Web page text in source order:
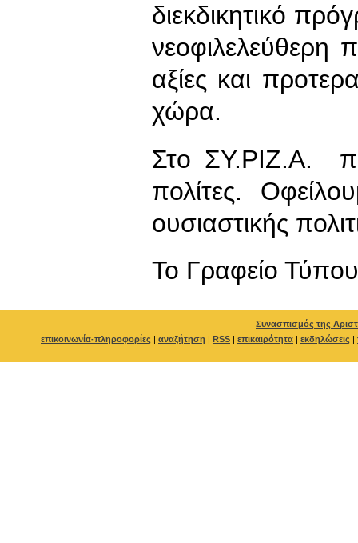
διεκδικητικό
νεοφιλελεύθερη
αξίες και
χώρα.
Στο ΣΥ.ΡΙΖ.Α.
πολίτες.
ουσιαστικής
To Γραφείο Τύπου
Συνασπισμός της
επικοινωνία-πληροφορίες | αναζήτηση | RSS | επικαιρότητα | εκδηλώσεις |